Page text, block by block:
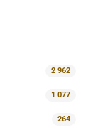
2 962
1 077
264